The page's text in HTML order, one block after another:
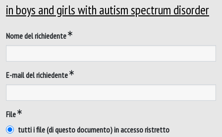
in boys and girls with autism spectrum disorder
Nome del richiedente
E-mail del richiedente
File
tutti i file (di questo documento) in accesso ristretto